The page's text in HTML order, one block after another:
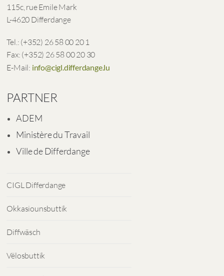
115c, rue Emile Mark
L-4620 Differdange
Tel.: (+352) 26 58 00 20 1
Fax: (+352) 26 58 00 20 30
E-Mail: info@cigl.differdange.lu
PARTNER
ADEM
Ministère du Travail
Ville de Differdange
CIGL Differdange
Okkasiounsbuttik
Diffwäsch
Vëlosbuttik